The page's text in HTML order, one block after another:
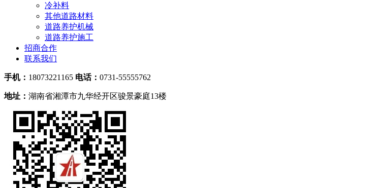
冷补料
其他道路材料
道路养护机械
道路养护施工
招商合作
联系我们
手机： 18073221165 电话： 0731-55555762
地址： 湖南省湘潭市九华经开区骏景豪庭13楼